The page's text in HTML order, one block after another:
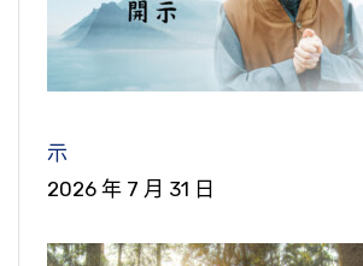
示
2026 年 7 月 31 日